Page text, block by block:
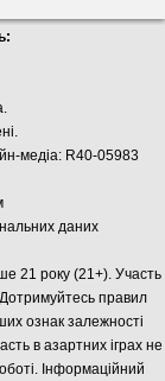
.
медіа: R40-05983
даних
21 року (21+). Участь
Дотримуйтесь правил
ознак залежності
в азартних іграх не
Інформаційний